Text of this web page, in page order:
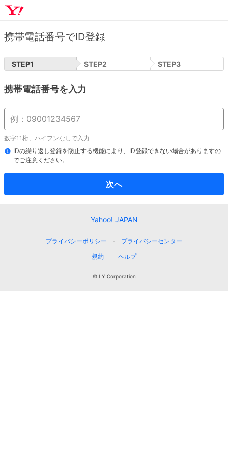
携帯電話番号でID登録
STEP1 STEP2 STEP3
携帯電話番号を入力
数字11桁、ハイフンなしで入力
IDの繰り返し登録を防止する機能により、ID登録できない場合がありますの
でご注意ください。
次へ
Yahoo! JAPAN
プライバシーポリシー
プライバシーセンター
規約
ヘルプ
© LY Corporation